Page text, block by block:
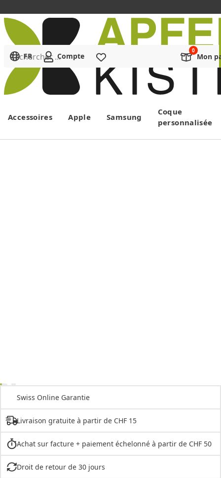
Menu
Rechercher ...
FR Compte Mon
Accessoires Apple Samsung
Coque
personnalisée
Swiss Online Garantie
Livraison gratuite à partir de CHF 15
Achat sur facture + paiement échelonné à partir de CHF 50
Droit de retour de 30 jours